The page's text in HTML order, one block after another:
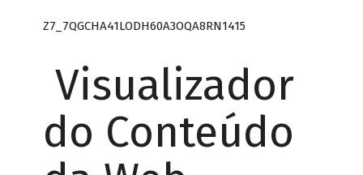
Z7_7QGCHA41LODH60A3OQA8RN1415
Visualizador
do Conteúdo